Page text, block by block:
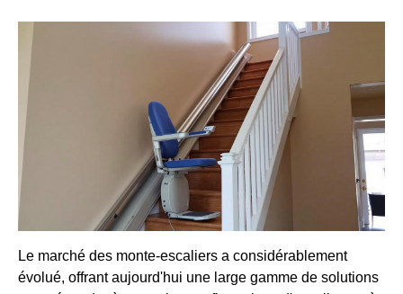
Le marché des monte-escaliers a considérablement
évolué, offrant aujourd'hui une large gamme de solutions